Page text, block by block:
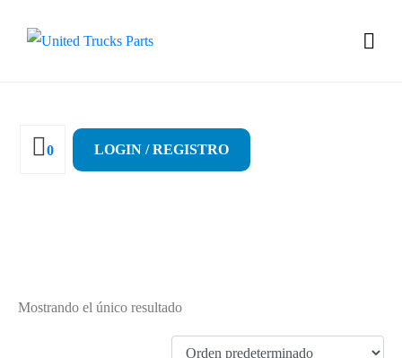
0 LOGIN / REGISTRO
Mostrando el único resultado